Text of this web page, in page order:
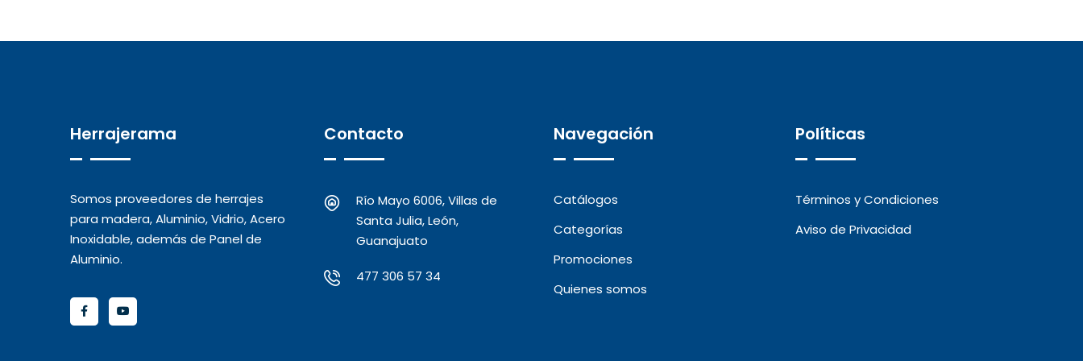
Herrajerama
Somos proveedores de herrajes
para madera, Aluminio, Vidrio, Acero
Inoxidable, además de Panel de
Aluminio.
Contacto
Río Mayo 6006, Villas de
Santa Julia, León,
Guanajuato
477 306 57 34
Navegación
Catálogos
Categorías
Promociones
Quienes somos
Políticas
Términos y Condiciones
Aviso de Privacidad